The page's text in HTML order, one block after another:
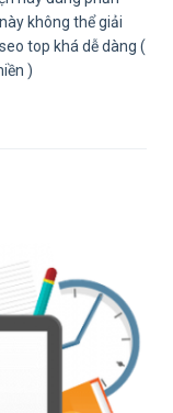
không thể giải
top khá dễ dàng (
)